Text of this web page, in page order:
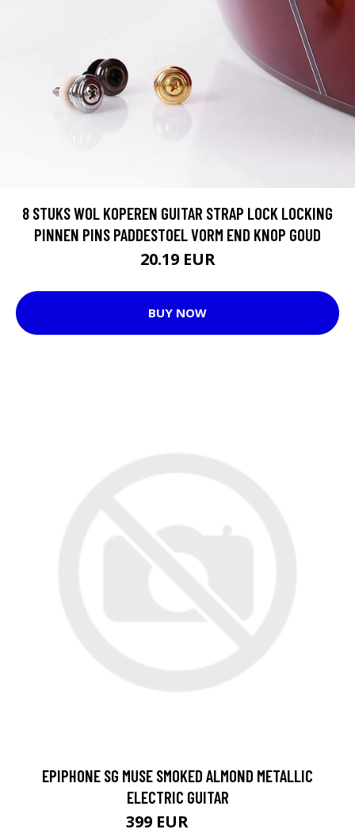
8 STUKS WOL KOPEREN GUITAR STRAP LOCK LOCKING
PINNEN PINS PADDESTOEL VORM END KNOP GOUD
20.19 EUR
BUY NOW
EPIPHONE SG MUSE SMOKED ALMOND METALLIC
ELECTRIC GUITAR
399 EUR